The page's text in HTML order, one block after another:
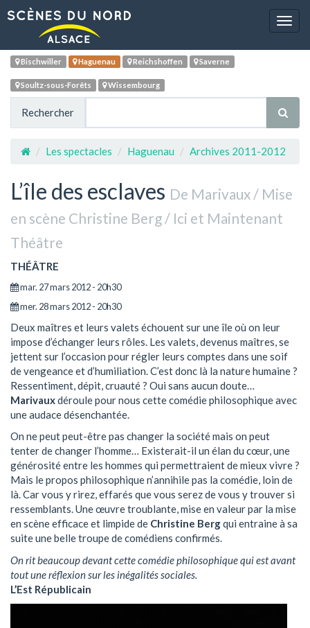
Bischwiller Haguenau Reichshoffen Saverne
Soultz-sous-Forêts Wissembourg
Rechercher
Les spectacles Haguenau Archives 2011-2012
L’île des esclaves De Marivaux / Mise
en scène Christine Berg / Ici et Maintenant
Théâtre
THÉÂTRE
mar. 27 mars 2012 - 20h30
mer. 28 mars 2012 - 20h30
Deux maîtres et leurs valets échouent sur une île où on leur
impose d’échanger leurs rôles. Les valets, devenus maîtres, se
jettent sur l’occasion pour régler leurs comptes dans une soif
de vengeance et d’humiliation. C’est donc là la nature humaine ?
Ressentiment, dépit, cruauté ? Oui sans aucun doute…
Marivauxdéroule pour nous cette comédie philosophique avec
une audace désenchantée.
On ne peut peut-être pas changer la société mais on peut
tenter de changer l’homme… Existerait-il un élan du cœur, une
générosité entre les hommes qui permettraient de mieux vivre ?
Mais le propos philosophique n’annihile pas la comédie, loin de
là. Car vous y rirez, effarés que vous serez de vous y trouver si
ressemblants. Une œuvre troublante, mise en valeur par la mise
en scène efficace et limpide de Christine Bergqui entraine à sa
suite une belle troupe de comédiens confirmés.
On rit beaucoup devant cette comédie philosophique qui est avant
tout une réflexion sur les inégalités sociales.
L’Est Républicain